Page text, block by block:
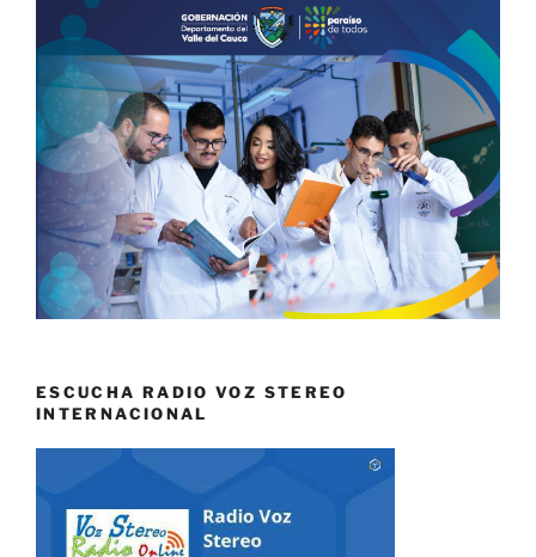
ESCUCHA RADIO VOZ STEREO
INTERNACIONAL